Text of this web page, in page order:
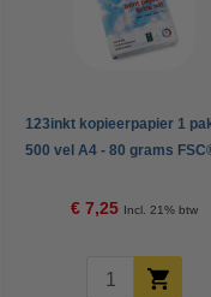
123inkt kopieerpapier 1
500 vel A4 - 80 grams
€ 7,25 Incl. 21% btw